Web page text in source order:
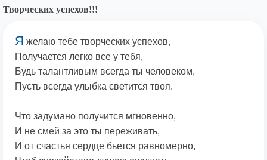
Творческих успехов!!!
Я желаю тебе творческих успехов,
Получается легко все у тебя,
Будь талантливым всегда ты человеком,
Пусть всегда улыбка светится твоя.
Что задумано получится мгновенно,
И не смей за это ты переживать,
И от счастья сердце бьется равномерно,